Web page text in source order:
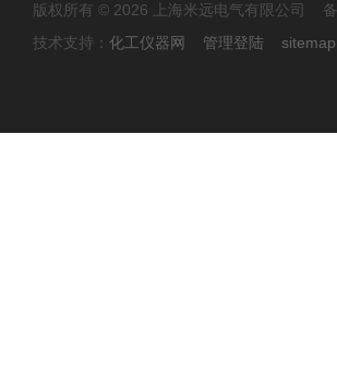
版权所有 © 2026 上海米远电气有限公司 备
技术支持： 化工仪器网 管理登陆